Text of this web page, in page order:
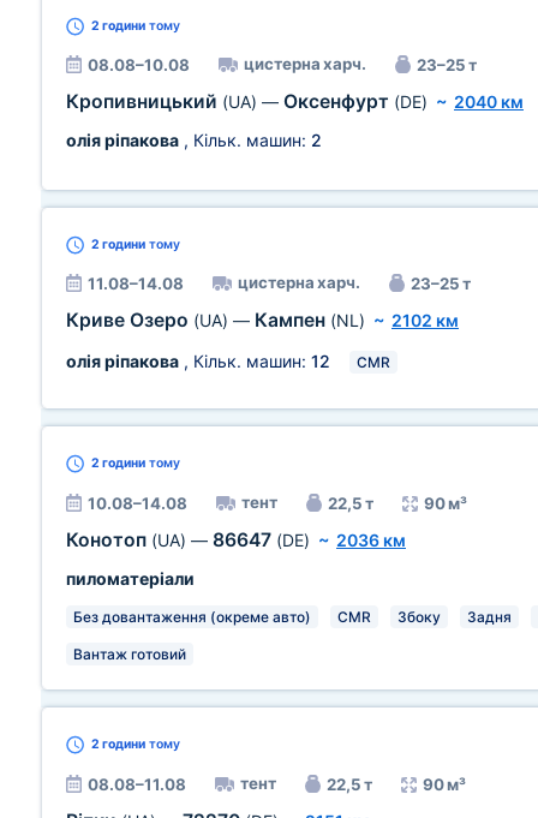
2 години тому
08.08–10.08 цистерна харч. 23–25 т
Кропивницький (UA) — Оксенфурт (DE) ~ 2040 км
олія ріпакова , Кільк. машин: 2
2 години тому
11.08–14.08 цистерна харч. 23–25 т
Криве Озеро (UA) — Кампен (NL) ~ 2102 км
олія ріпакова , Кільк. машин: 12 CMR
2 години тому
10.08–14.08 тент 22,5 т 90 м³
Конотоп (UA) — 86647 (DE) ~ 2036 км
пиломатеріали
Без довантаження (окреме авто) CMR Збоку Задня
Вантаж готовий
2 години тому
08.08–11.08 тент 22,5 т 90 м³